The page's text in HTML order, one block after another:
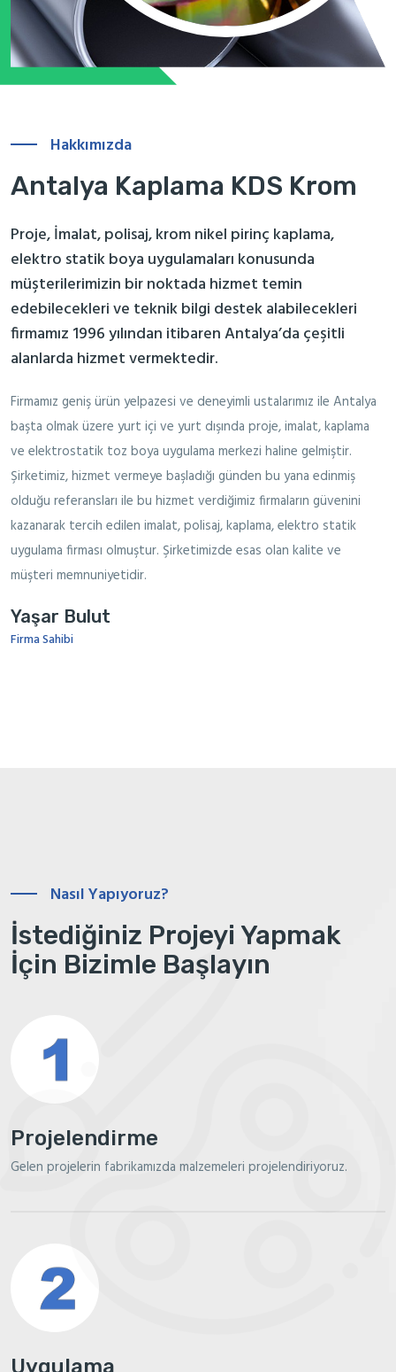
Hakkımızda
Antalya Kaplama KDS Krom
Proje, İmalat, polisaj, krom nikel pirinç kaplama,
elektro statik boya uygulamaları konusunda
müşterilerimizin bir noktada hizmet temin
edebilecekleri ve teknik bilgi destek alabilecekleri
firmamız 1996 yılından itibaren Antalya’da çeşitli
alanlarda hizmet vermektedir.
Firmamız geniş ürün yelpazesi ve deneyimli ustalarımız ile Antalya
başta olmak üzere yurt içi ve yurt dışında proje, imalat, kaplama
ve elektrostatik toz boya uygulama merkezi haline gelmiştir.
Şirketimiz, hizmet vermeye başladığı günden bu yana edinmiş
olduğu referansları ile bu hizmet verdiğimiz firmaların güvenini
kazanarak tercih edilen imalat, polisaj, kaplama, elektro statik
uygulama firması olmuştur. Şirketimizde esas olan kalite ve
müşteri memnuniyetidir.
Yaşar Bulut
Firma Sahibi
Nasıl Yapıyoruz?
İstediğiniz Projeyi Yapmak
İçin Bizimle Başlayın
Projelendirme
Gelen projelerin fabrikamızda malzemeleri projelendiriyoruz.
Uygulama